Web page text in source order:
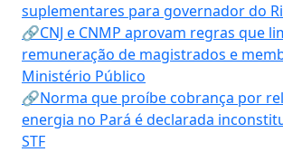
suplementares para governador do
🔗CNJ e CNMP aprovam regras que
remuneração de magistrados e
Ministério Público
🔗Norma que proíbe cobrança por
energia no Pará é declarada
STF